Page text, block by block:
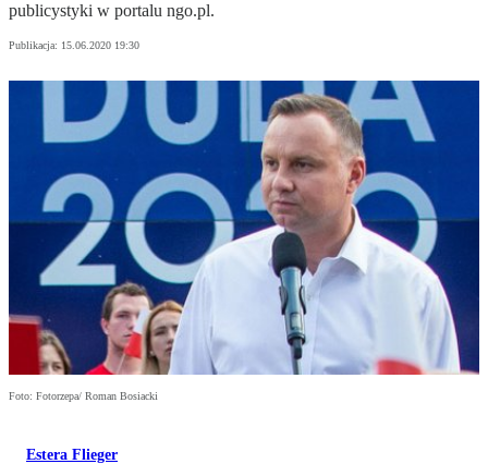
publicystyki w portalu ngo.pl.
Publikacja: 15.06.2020 19:30
Foto: Fotorzepa/ Roman Bosiacki
Estera Flieger